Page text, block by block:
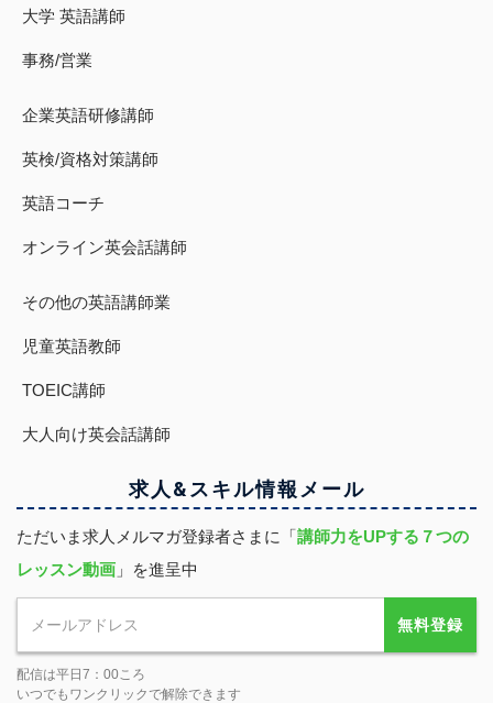
大学 英語講師
事務/営業
企業英語研修講師
英検/資格対策講師
英語コーチ
オンライン英会話講師
その他の英語講師業
児童英語教師
TOEIC講師
大人向け英会話講師
求人&スキル情報 メール
ただいま求人メルマガ登録者さまに「講師力をUPする７つの
レッスン動画 」を進呈中
無料登録
配信は平日7：00ころ
いつでもワンクリックで解除できます